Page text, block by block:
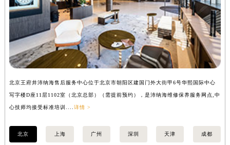
北京王府井沛纳海售后服务中心位于北京市朝阳区建国门外大街甲6号华熙国际中心
写字楼D座11层1102室（北京总部）（需提前预约），是沛纳海维修保养服务网点,中
心技师均接受标准培训.... 详情 >
北京 上海 广州 深圳 天津 成都